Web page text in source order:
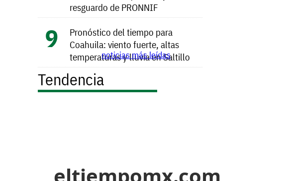
resguardo de PRONNIF
Pronóstico del tiempo para
Coahuila: viento fuerte, altas
temperaturas y lluvia en Saltillo
noticias más leídas
Tendencia